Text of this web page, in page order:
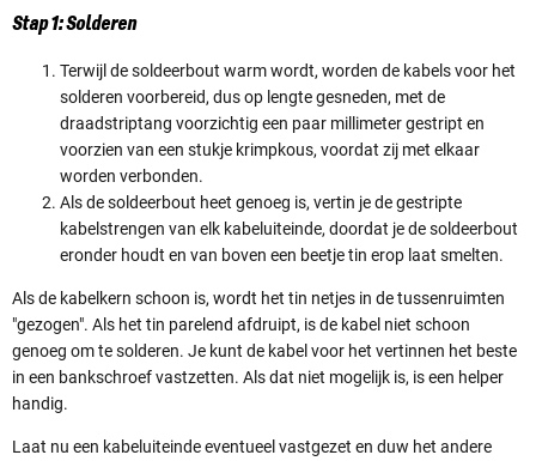
Stap 1: Solderen
Terwijl de soldeerbout warm wordt, worden de kabels voor het
solderen voorbereid, dus op lengte gesneden, met de
draadstriptang voorzichtig een paar millimeter gestript en
voorzien van een stukje krimpkous, voordat zij met elkaar
worden verbonden.
Als de soldeerbout heet genoeg is, vertin je de gestripte
kabelstrengen van elk kabeluiteinde, doordat je de soldeerbout
eronder houdt en van boven een beetje tin erop laat smelten.
Als de kabelkern schoon is, wordt het tin netjes in de tussenruimten
"gezogen". Als het tin parelend afdruipt, is de kabel niet schoon
genoeg om te solderen. Je kunt de kabel voor het vertinnen het beste
in een bankschroef vastzetten. Als dat niet mogelijk is, is een helper
handig.
Laat nu een kabeluiteinde eventueel vastgezet en duw het andere